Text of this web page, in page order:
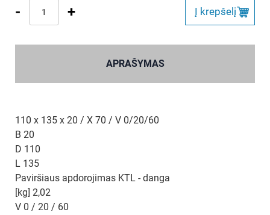
- + Į krepšelį
APRAŠYMAS
110 x 135 x 20 / X 70 / V 0/20/60
B 20
D 110
L 135
Paviršiaus apdorojimas KTL - danga
[kg] 2,02
V 0 / 20 / 60